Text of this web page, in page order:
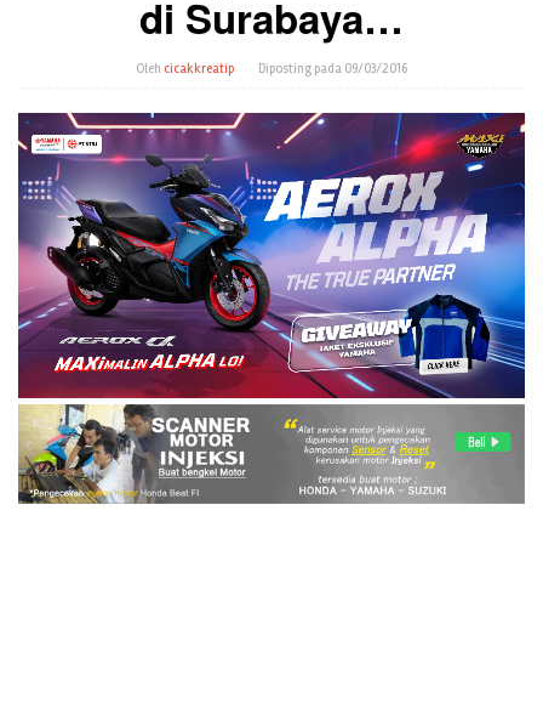
di Surabaya…
Oleh cicakkreatip Diposting pada 09/03/2016